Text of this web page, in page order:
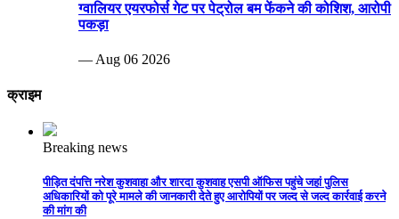
ग्वालियर एयरफोर्स गेट पर पेट्रोल बम फेंकने की कोशिश, आरोपी
पकड़ा
— Aug 06 2026
क्राइम
Breaking news
पीड़ित दंपत्ति नरेश कुशवाहा और शारदा कुशवाह एसपी ऑफिस पहुंचे जहां पुलिस
अधिकारियों को पूरे मामले की जानकारी देते हुए आरोपियों पर जल्द से जल्द कार्रवाई करने
की मांग की